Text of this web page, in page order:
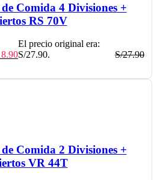
Comida 4 Divisiones +
RS 70V
S/27.90
El precio original era:
S/27.90.
Comida 2 Divisiones +
VR 44T